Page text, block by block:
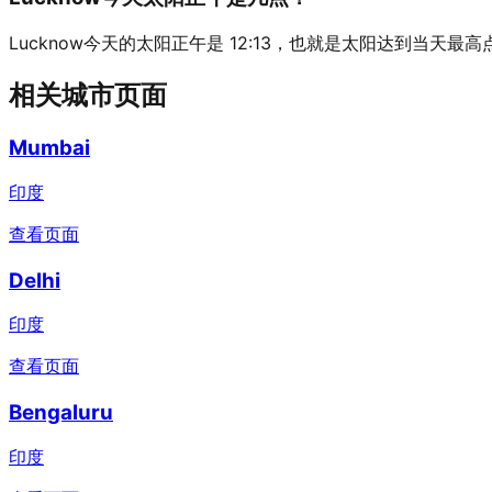
Lucknow今天的太阳正午是 12:13，也就是太阳达到当天最高
相关城市页面
Mumbai
印度
查看页面
Delhi
印度
查看页面
Bengaluru
印度